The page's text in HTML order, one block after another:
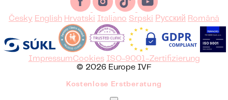
Česky English Hrvatski Italiano Srpski Русский Română
ImpressumCookies ISO-9001-Zertifizierung
© 2026 Europe IVF
Kostenlose Erstberatung